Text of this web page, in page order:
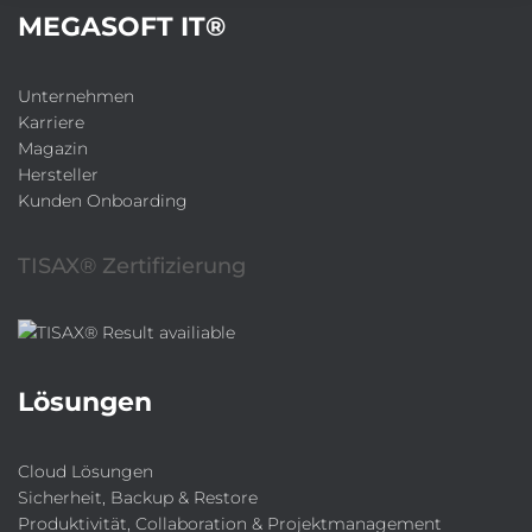
MEGASOFT IT®
Unternehmen
Karriere
Magazin
Hersteller
Kunden Onboarding
TISAX® Zertifizierung
Lösungen
Cloud Lösungen
Sicherheit, Backup & Restore
Produktivität, Collaboration & Projektmanagement